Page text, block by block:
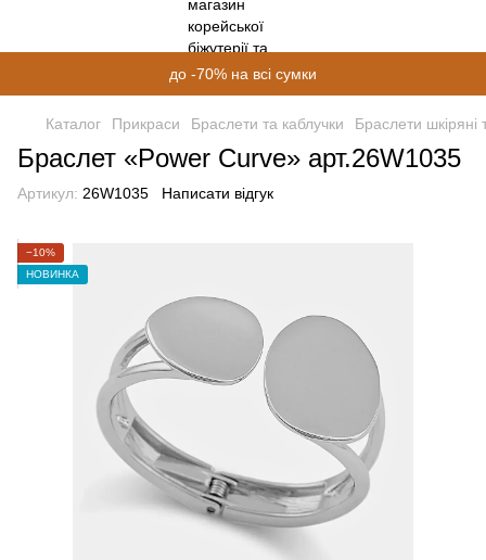
до -70% на всі сумки
Каталог Прикраси Браслети та каблучки Браслети шкіряні
Браслет «Power Curve» арт.26W1035
Артикул: 26W1035 Написати відгук
−10%
НОВИНКА